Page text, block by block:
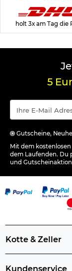
holt 3x am Tag die
5
Gutscheine,
Mit dem
dem Laufenden. Du
und
Kotte & Zeller
Kundenservice